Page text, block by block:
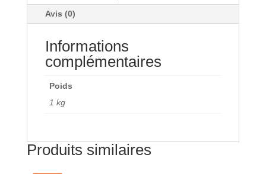
1x20W
Avis (0)
Informations
complémentaires
Poids
1 kg
Produits similaires